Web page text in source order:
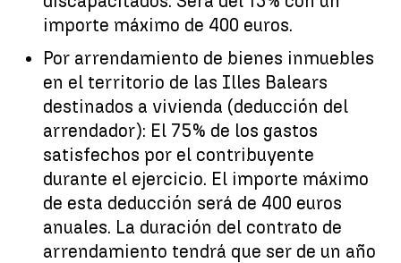
importe máximo de 400 euros.
Por arrendamiento de bienes inmuebles
en el territorio de las Illes Balears
destinados a vivienda (deducción del
arrendador): El 75% de los gastos
satisfechos por el contribuyente
durante el ejercicio. El importe máximo
de esta deducción será de 400 euros
anuales. La duración del contrato de
arrendamiento tendrá que ser de un año